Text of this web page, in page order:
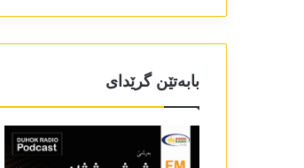
بابەتێن گرێدای